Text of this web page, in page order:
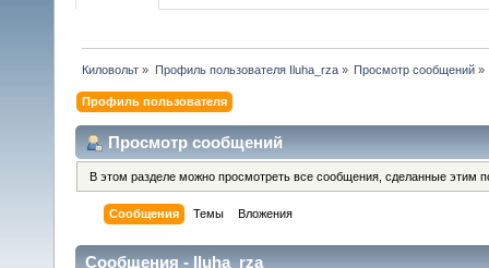
Киловольт » Профиль пользователя Iluha_rza» Просмотр сообщений»
Профиль пользователя
Просмотр сообщений
В этом разделе можно просмотреть все сообщения, сделанные этим
Сообщения Темы Вложения
Сообщения - Iluha_rza